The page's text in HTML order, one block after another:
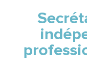
SERVICES